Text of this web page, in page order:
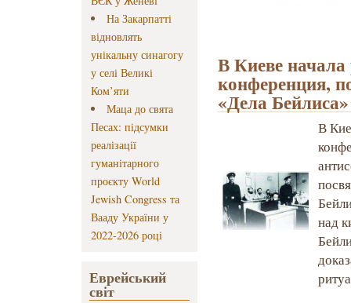
На Закарпатті
відновлять
унікальну синагогу
у селі Великі
Ком’яти
Маца до свята
Песах: підсумки
реалізації
гуманітарного
проєкту World
Jewish Congress та
Вааду України у
2022-2026 році
Еврейський
світ
В Киеве
конференция,
«Дела Бейлиса»
В
над